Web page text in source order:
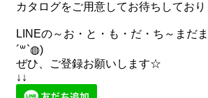
カタログをご用意してお待ちしており
LINEの～お・と・も・だ・ち～まだ
´꒳`◍)
ぜひ、ご登録お願いします☆
↓↓